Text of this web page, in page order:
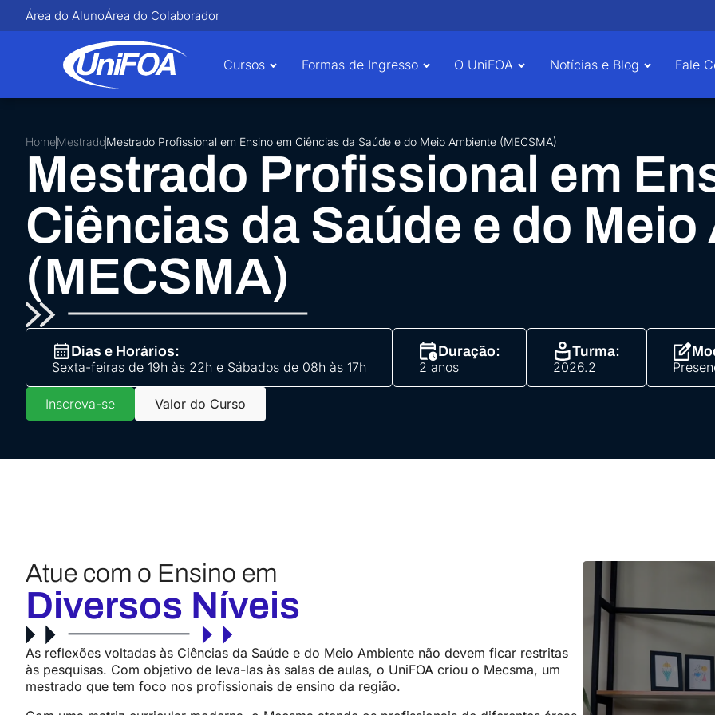
Área do AlunoÁrea do Colaborador
Cursos Formas de Ingresso O UniFOA Notícias e Blog Fale
HomeMestradoMestrado Profissional em Ensino em Ciências da Saúde e do Meio Ambiente (MECSMA)
Mestrado Profissional em
Ciências da Saúde e do
(MECSMA)
Dias e Horários:
Sexta-feiras de 19h às 22h e Sábados de 08h às 17h
Duração:
2 anos
Turma:
2026.2
Inscreva-se Valor do Curso
Atue com o Ensino em
Diversos Níveis
As reflexões voltadas às Ciências da Saúde e do Meio Ambiente não devem ficar restritas
às pesquisas. Com objetivo de leva-las às salas de aulas, o UniFOA criou o Mecsma, um
mestrado que tem foco nos profissionais de ensino da região.